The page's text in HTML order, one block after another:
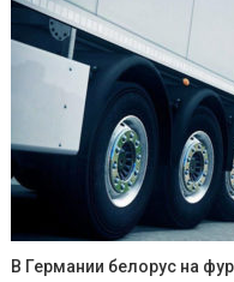
В Германии белорус на